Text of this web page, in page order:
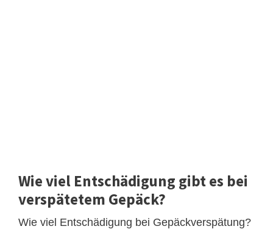
Wie viel Entschädigung gibt es bei
verspätetem Gepäck?
Wie viel Entschädigung bei Gepäckverspätung?